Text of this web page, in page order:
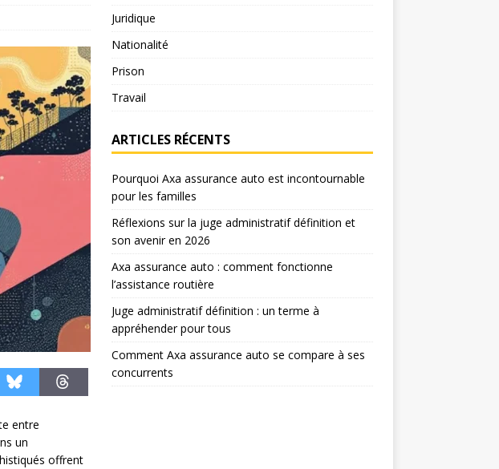
entre
un
offrent
Juridique
Nationalité
Prison
Travail
ARTICLES RÉCENTS
Pourquoi Axa assurance auto est incontournable
pour les familles
Réflexions sur la juge administratif définition et
son avenir en 2026
Axa assurance auto : comment fonctionne
l’assistance routière
Juge administratif définition : un terme à
appréhender pour tous
Comment Axa assurance auto se compare à ses
concurrents